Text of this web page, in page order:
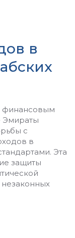
в
финансовым
Эмираты
с
в
Эта
защиты